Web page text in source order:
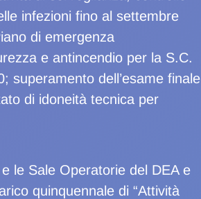
infezioni fino al settembre
di emergenza
e antincendio per la S.C.
superamento dell’esame finale
di idoneità tecnica per
le Sale Operatorie del DEA e
quinquennale di “Attività